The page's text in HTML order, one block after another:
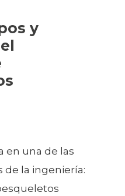
y
en una de las
de la ingeniería: